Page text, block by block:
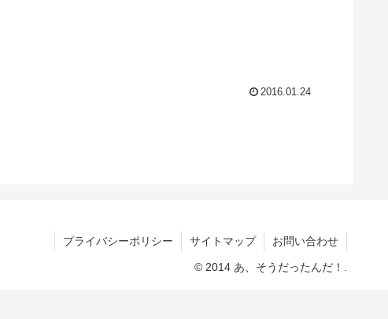
2016.01.24
プライバシーポリシー サイトマップ お問い合わせ
© 2014 あ、そうだったんだ！.